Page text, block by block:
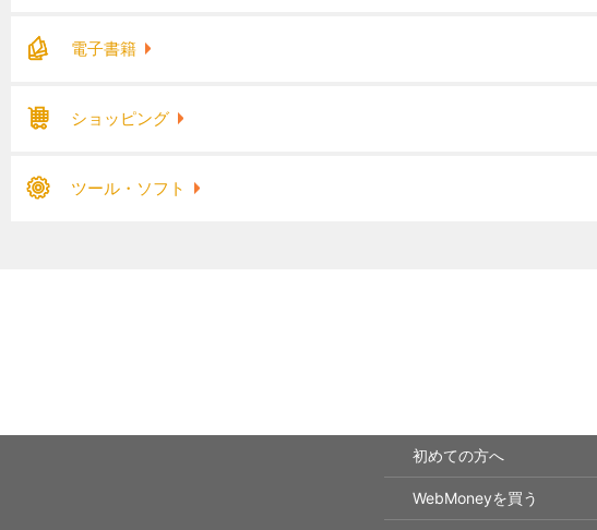
電子書籍
ショッピング
ツール・ソフト
初めての方へ
WebMoneyを買う